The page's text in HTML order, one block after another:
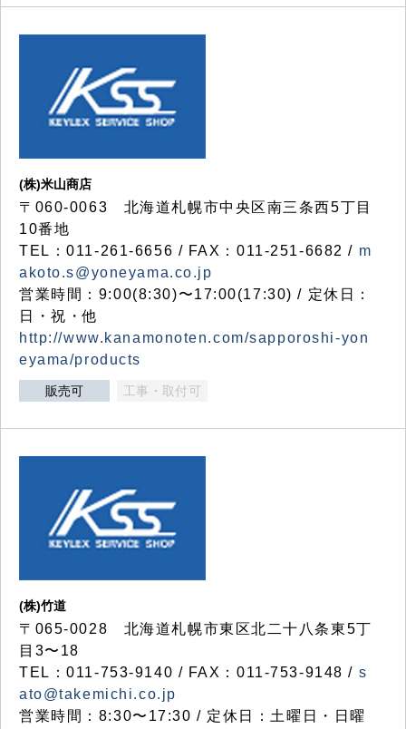
(株)米山商店
〒060-0063 北海道札幌市中央区南三条西5丁目
10番地
TEL：011-261-6656 / FAX：011-251-6682 / m
akoto.s@yoneyama.co.jp
営業時間：9:00(8:30)〜17:00(17:30) / 定休日：
日・祝・他
http://www.kanamonoten.com/sapporoshi-yon
eyama/products
販売可 工事・取付可
(株)竹道
〒065-0028 北海道札幌市東区北二十八条東5丁
目3〜18
TEL：011-753-9140 / FAX：011-753-9148 / s
ato@takemichi.co.jp
営業時間：8:30〜17:30 / 定休日：土曜日・日曜